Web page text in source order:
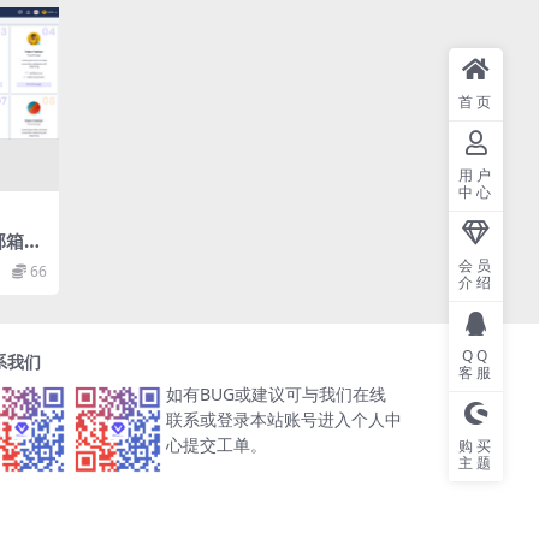
管
统u
用
66
我们
如有BUG或建议可与我们在线
联系或登录本站账号进入个人中
心提交工单。
首页
用户
中心
会员
介绍
QQ
客服
购买
主题